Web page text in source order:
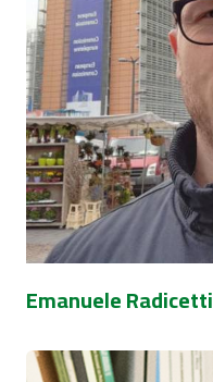
Emanuele Radicetti